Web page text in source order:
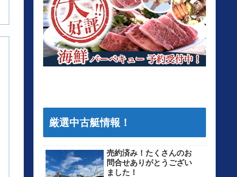
厳選中古艇情報！
売約済み！たくさんのお
問合せありがとうござい
ました！